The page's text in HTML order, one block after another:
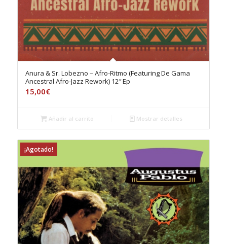
Anura & Sr. Lobezno – Afro-Ritmo (Featuring De Gama
Ancestral Afro-Jazz Rework) 12″ Ep
15,00€
Añadir al carrito Mostrar detalles
¡Agotado!